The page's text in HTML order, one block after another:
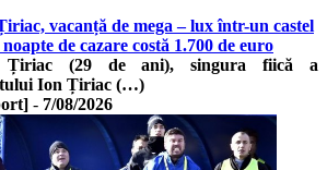
vacanță de mega – lux într-un castel
de cazare costă 1.700 de euro
Țiriac (29 de ani), singura fiică a
Ion Țiriac (…)
- 7/08/2026